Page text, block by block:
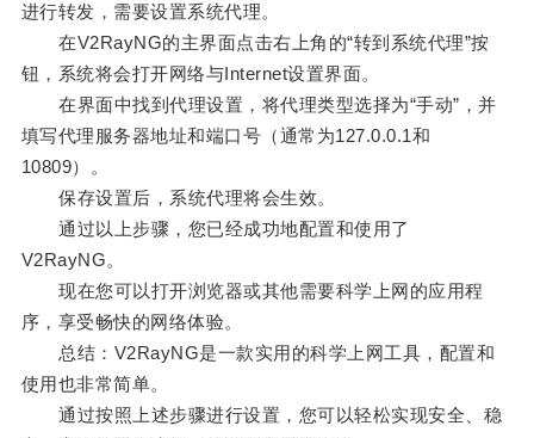
进行转发，需要设置系统代理。
在V2RayNG的主界面点击右上角的“转到系统代理”按
钮，系统将会打开网络与Internet设置界面。
在界面中找到代理设置，将代理类型选择为“手动”，并
填写代理服务器地址和端口号（通常为127.0.0.1和
10809）。
保存设置后，系统代理将会生效。
通过以上步骤，您已经成功地配置和使用了
V2RayNG。
现在您可以打开浏览器或其他需要科学上网的应用程
序，享受畅快的网络体验。
总结：V2RayNG是一款实用的科学上网工具，配置和
使用也非常简单。
通过按照上述步骤进行设置，您可以轻松实现安全、稳